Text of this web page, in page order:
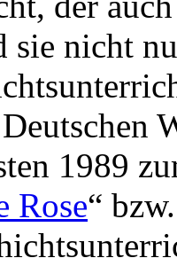
nicht
1989
Rose“